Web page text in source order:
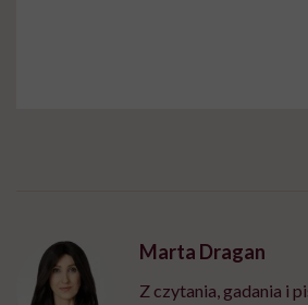
Marta Dragan
Z czytania, gadania i